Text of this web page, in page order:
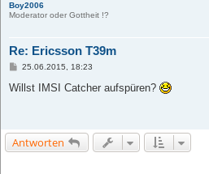
Boy2006
Moderator oder Gottheit !?
Re: Ericsson T39m
B
i
25.06.2015, 18:23
Willst IMSI Catcher aufspüren?
Antworten